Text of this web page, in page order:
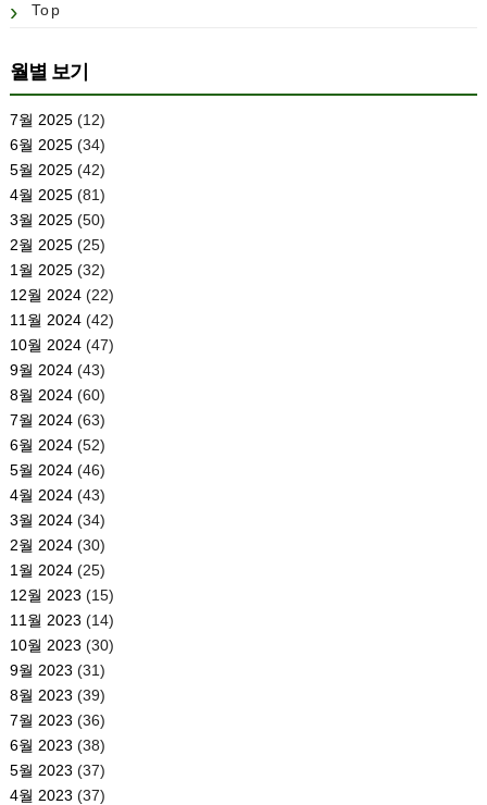
Top
월별 보기
7월 2025(12)
6월 2025(34)
5월 2025(42)
4월 2025(81)
3월 2025(50)
2월 2025(25)
1월 2025(32)
12월 2024(22)
11월 2024(42)
10월 2024(47)
9월 2024(43)
8월 2024(60)
7월 2024(63)
6월 2024(52)
5월 2024(46)
4월 2024(43)
3월 2024(34)
2월 2024(30)
1월 2024(25)
12월 2023 (15)
11월 2023 (14)
10월 2023 (30)
9월 2023 (31)
8월 2023 (39)
7월 2023 (36)
6월 2023 (38)
5월 2023 (37)
4월 2023 (37)